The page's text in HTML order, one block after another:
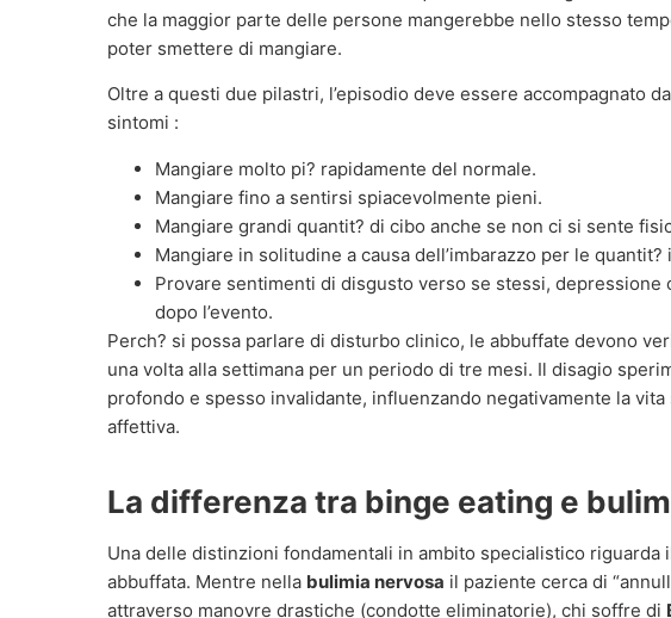
che la maggior parte delle persone mangerebbe nello stesso
poter smettere di mangiare.
Oltre a questi due pilastri, l’episodio deve essere accompagnato
sintomi :
Mangiare molto pi? rapidamente del normale.
Mangiare fino a sentirsi spiacevolmente pieni.
Mangiare grandi quantit? di cibo anche se non ci si sente
Mangiare in solitudine a causa dell’imbarazzo per le quantit?
Provare sentimenti di disgusto verso se stessi, depressione
dopo l’evento.
Perch? si possa parlare di disturbo clinico, le abbuffate devono
una volta alla settimana per un periodo di tre mesi. Il disagio
profondo e spesso invalidante, influenzando negativamente la vita
affettiva.
La differenza tra binge eating e
Una delle distinzioni fondamentali in ambito specialistico riguarda
abbuffata. Mentre nella bulimia nervosa il paziente cerca di
attraverso manovre drastiche (condotte eliminatorie), chi soffre di